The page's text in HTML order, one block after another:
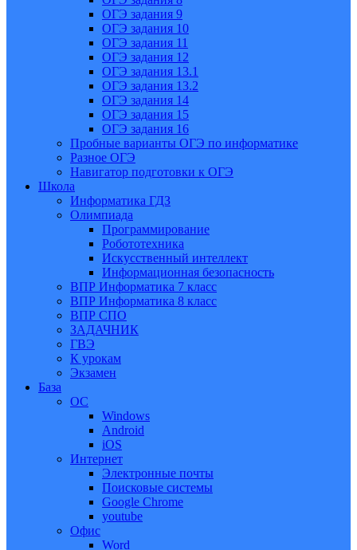
ОГЭ задания 9
ОГЭ задания 10
ОГЭ задания 11
ОГЭ задания 12
ОГЭ задания 13.1
ОГЭ задания 13.2
ОГЭ задания 14
ОГЭ задания 15
ОГЭ задания 16
Пробные варианты ОГЭ по информатике
Разное ОГЭ
Навигатор подготовки к ОГЭ
Школа
Информатика ГДЗ
Олимпиада
Программирование
Робототехника
Искусственный интеллект
Информационная безопасность
ВПР Информатика 7 класс
ВПР Информатика 8 класс
ВПР СПО
ЗАДАЧНИК
ГВЭ
К урокам
Экзамен
База
ОС
Windows
Android
iOS
Интернет
Электронные почты
Поисковые системы
Google Chrome
youtube
Офис
Word